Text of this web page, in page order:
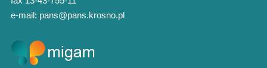
e-mail: pans@pans.krosno.pl